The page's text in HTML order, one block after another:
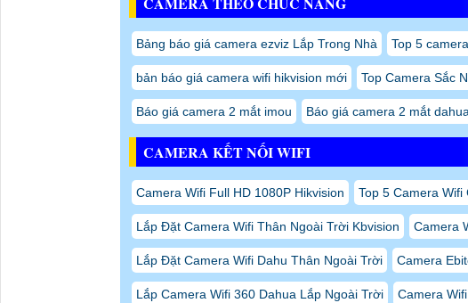
Bảng báo giá camera ezviz Lắp Trong Nhà Top 5
bản báo giá camera wifi hikvision mới Top Camera Sắc
Báo giá camera 2 mắt imou Báo giá camera 2 mắt
CAMERA KẾT NỐI WIFI
Camera Wifi Full HD 1080P Hikvision Top 5 Camera
Lắp Đặt Camera Wifi Thân Ngoài Trời Kbvision Camera
Lắp Đặt Camera Wifi Dahu Thân Ngoài Trời Camera
Lắp Camera Wifi 360 Dahua Lắp Ngoài Trời Camera